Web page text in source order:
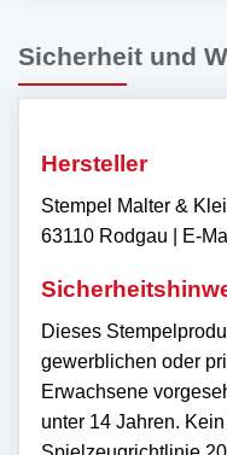
Sicherheit und
Hersteller
Stempel Malter &
63110 Rodgau | E-
Dieses
gewerblichen oder
Erwachsene
unter 14 Jahren.